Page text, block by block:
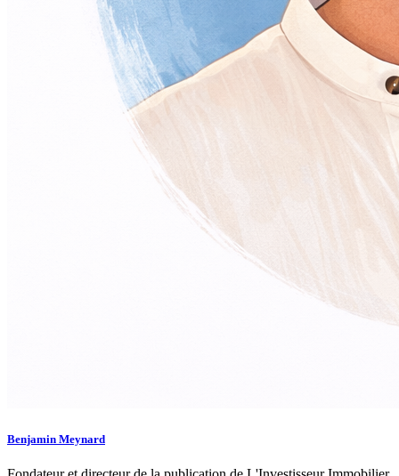
Benjamin Meynard